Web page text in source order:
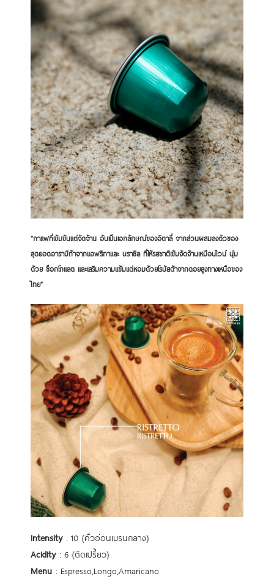
"กาแฟที่เข้มข้นแต่จัดจ้าน อันเป็นเอกลักษณ์ของอิตาลี่ จากส่วนผสมลงตัวของ
สุดยอดอาราบิก้าจากแอฟริกาและ บราซิล ที่ให้รสชาติเข้มจัดจ้านเหมือนไวน์ นุ่ม
ด้วย ช็อกโกแลต และเสริมความแข้มแต่หอมด้วยโรบัสต้าจากดอยสูงทางเหนือของ
ไทย"
Intensity: 10 (คั่วอ่อนเบรนกลาง)
Acidity: 6 (ติดเปรี้ยว)
Menu : Espresso,Longo,Amaricano